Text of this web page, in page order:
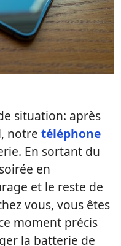
situation: après
notre téléphone
En sortant du
en
et le reste de
vous, vous êtes
moment précis
la batterie de